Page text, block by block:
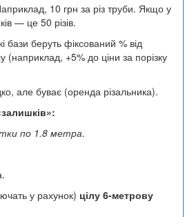
10 грн за різ труби. Якщо у
— це 50 різів.
бази беруть фіксований % від
(наприклад, +5% до ціни за порізку
але буває (оренда різальника).
по 1.8 метра.
у рахунок) цілу 6-метрову